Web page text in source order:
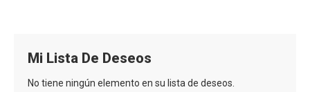
Mi Lista De Deseos
No tiene ningún elemento en su lista de deseos.